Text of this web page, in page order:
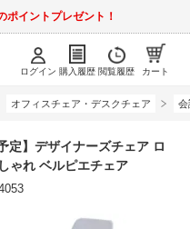
ポイントプレゼント！
ログイン 購入履歴 閲覧履歴 カート
オフィスチェア・デスクチェア 会
定】デザイナーズチェア ロ
ゃれ ベルピエチェア